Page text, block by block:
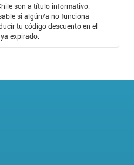
son a título informativo.
si algún/a no funciona
tu código descuento en el
expirado.